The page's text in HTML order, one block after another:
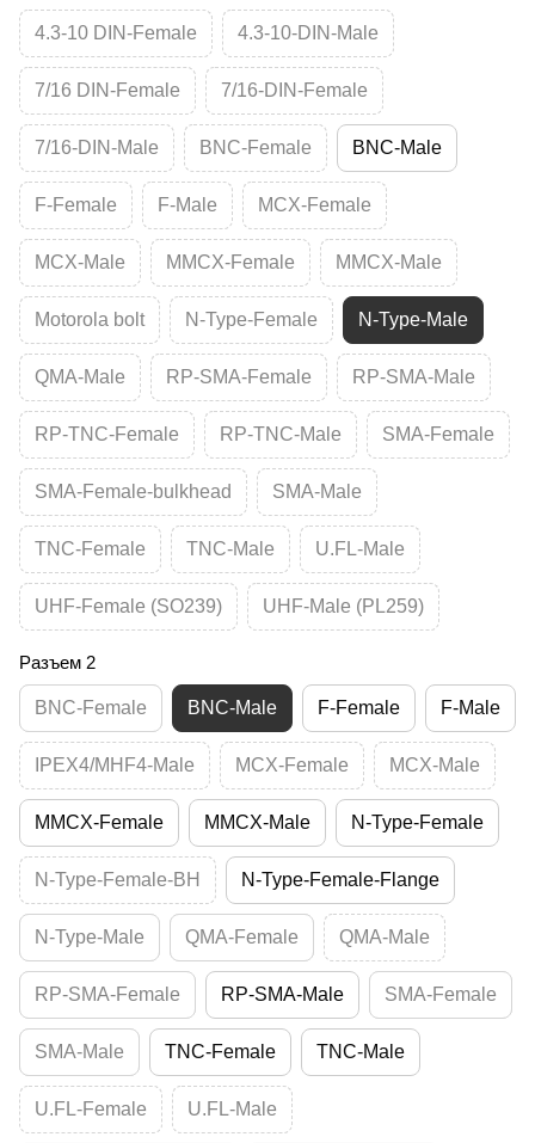
4.3-10 DIN-Female 4.3-10-DIN-Male
7/16 DIN-Female 7/16-DIN-Female
7/16-DIN-Male BNC-Female BNC-Male
F-Female F-Male MCX-Female
MCX-Male MMCX-Female MMCX-Male
Motorola bolt N-Type-Female N-Type-Male
QMA-Male RP-SMA-Female RP-SMA-Male
RP-TNC-Female RP-TNC-Male SMA-Female
SMA-Female-bulkhead SMA-Male
TNC-Female TNC-Male U.FL-Male
UHF-Female (SO239) UHF-Male (PL259)
Разъем 2
BNC-Female BNC-Male F-Female F-Male
IPEX4/MHF4-Male MCX-Female MCX-Male
MMCX-Female MMCX-Male N-Type-Female
N-Type-Female-BH N-Type-Female-Flange
N-Type-Male QMA-Female QMA-Male
RP-SMA-Female RP-SMA-Male SMA-Female
SMA-Male TNC-Female TNC-Male
U.FL-Female U.FL-Male